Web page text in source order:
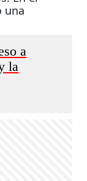
una
a
la